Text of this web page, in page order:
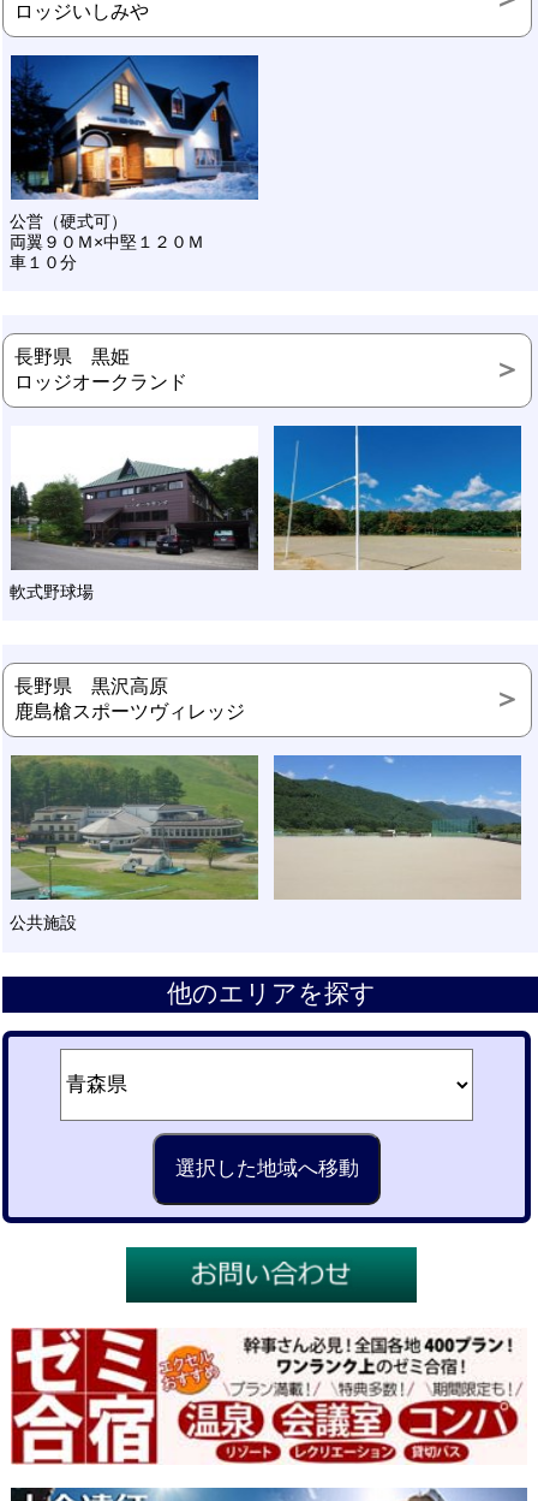
ロッジいしみや
公営（硬式可）
両翼９０Ｍ×中堅１２０Ｍ
車１０分
長野県 黒姫
ロッジオークランド
軟式野球場
長野県 黒沢高原
鹿島槍スポーツヴィレッジ
公共施設
他のエリアを探す